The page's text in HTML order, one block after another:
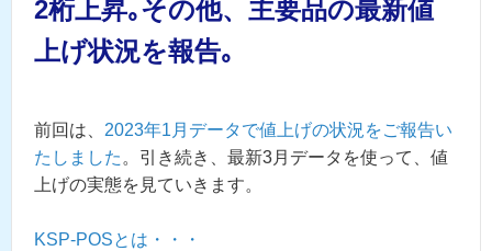
2桁上昇｡その他、主要品の最新値
上げ状況を報告｡
前回は、 2023年1月データで値上げの状況をご報告い
たしました 。引き続き、最新3月データを使って、値
上げの実態を見ていきます。
KSP-POSとは・・・